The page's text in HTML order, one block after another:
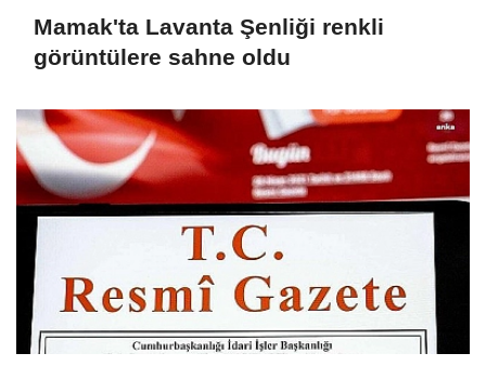
Mamak'ta Lavanta Şenliği renkli
görüntülere sahne oldu